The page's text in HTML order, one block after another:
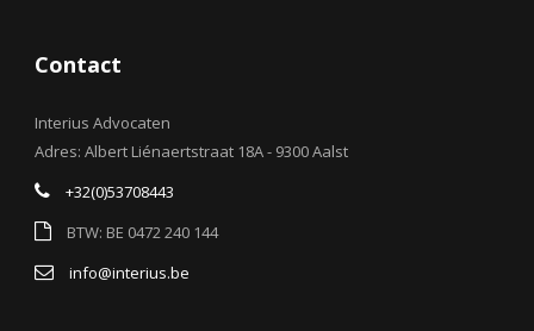
Contact
Interius Advocaten
Adres: Albert Liénaertstraat 18A - 9300 Aalst
+32(0)53708443
BTW: BE 0472 240 144
info@interius.be